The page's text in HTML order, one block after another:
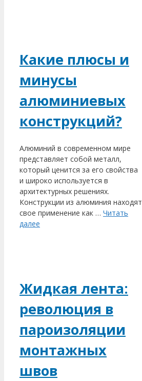
Какие плюсы и
минусы
алюминиевых
конструкций?
Алюминий в современном мире
представляет собой металл,
который ценится за его свойства
и широко используется в
архитектурных решениях.
Конструкции из алюминия находят
свое применение как … Читать
далее
Жидкая лента:
революция в
пароизоляции
монтажных
швов